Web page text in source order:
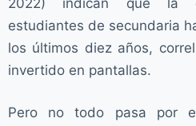
estudiantes de secundaria
los últimos diez años,
invertido en pantallas.
Pero no todo pasa por